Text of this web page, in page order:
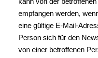
empfangen werden,
eine gültige E-Mail-
Person sich für den
von einer betroffenen